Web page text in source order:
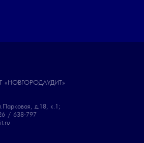
«НОВГОРОДАУДИТ»
д.18, к.1;
/ 638-797